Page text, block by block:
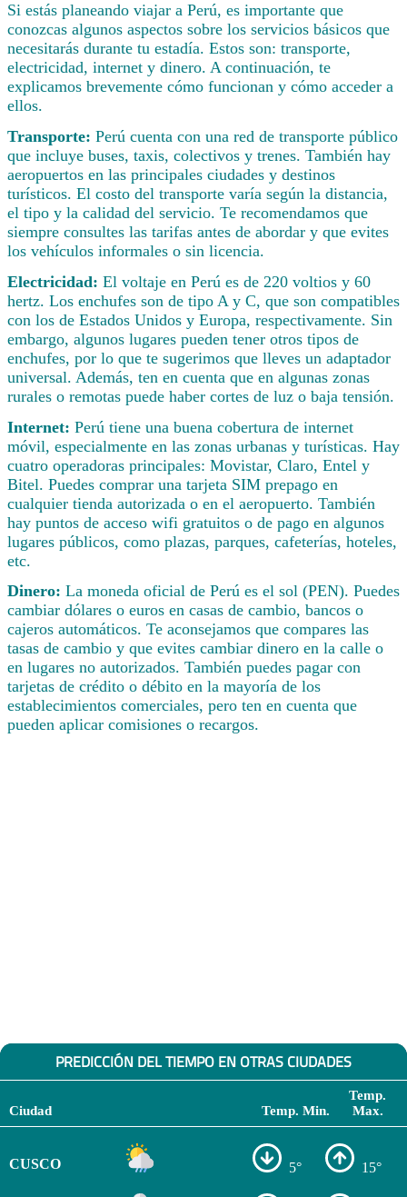
Si estás planeando viajar a Perú, es importante que
conozcas algunos aspectos sobre los servicios básicos que
necesitarás durante tu estadía. Estos son: transporte,
electricidad, internet y dinero. A continuación, te
explicamos brevemente cómo funcionan y cómo acceder a
ellos.
Transporte: Perú cuenta con una red de transporte público
que incluye buses, taxis, colectivos y trenes. También hay
aeropuertos en las principales ciudades y destinos
turísticos. El costo del transporte varía según la distancia,
el tipo y la calidad del servicio. Te recomendamos que
siempre consultes las tarifas antes de abordar y que evites
los vehículos informales o sin licencia.
Electricidad: El voltaje en Perú es de 220 voltios y 60
hertz. Los enchufes son de tipo A y C, que son compatibles
con los de Estados Unidos y Europa, respectivamente. Sin
embargo, algunos lugares pueden tener otros tipos de
enchufes, por lo que te sugerimos que lleves un adaptador
universal. Además, ten en cuenta que en algunas zonas
rurales o remotas puede haber cortes de luz o baja tensión.
Internet: Perú tiene una buena cobertura de internet
móvil, especialmente en las zonas urbanas y turísticas. Hay
cuatro operadoras principales: Movistar, Claro, Entel y
Bitel. Puedes comprar una tarjeta SIM prepago en
cualquier tienda autorizada o en el aeropuerto. También
hay puntos de acceso wifi gratuitos o de pago en algunos
lugares públicos, como plazas, parques, cafeterías, hoteles,
etc.
Dinero: La moneda oficial de Perú es el sol (PEN). Puedes
cambiar dólares o euros en casas de cambio, bancos o
cajeros automáticos. Te aconsejamos que compares las
tasas de cambio y que evites cambiar dinero en la calle o
en lugares no autorizados. También puedes pagar con
tarjetas de crédito o débito en la mayoría de los
establecimientos comerciales, pero ten en cuenta que
pueden aplicar comisiones o recargos.
PREDICCIÓN DEL TIEMPO EN OTRAS CIUDADES
Ciudad Temp. Min.
Temp.
Max.
CUSCO 5° 15°